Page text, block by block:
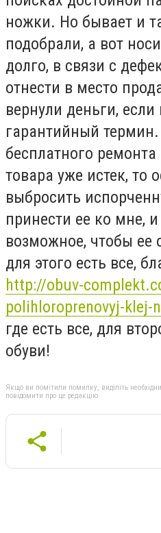
ножки. Но бывает и
подобрали, а вот
долго, в связи с
отнести в место
вернули деньги,
гарантийный
бесплатного
товара уже истек, то
выбросить
принести ее ко мне,
возможное, чтобы ее
для этого есть все,
http://obuv-
polihloroprenovyj-klej-
где есть все, для
обуви!
Якщо ви помітили помилку, виділіть
повідомити про це редакцію